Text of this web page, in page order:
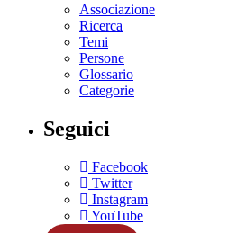
Associazione
Ricerca
Temi
Persone
Glossario
Categorie
Seguici
Facebook
Twitter
Instagram
YouTube